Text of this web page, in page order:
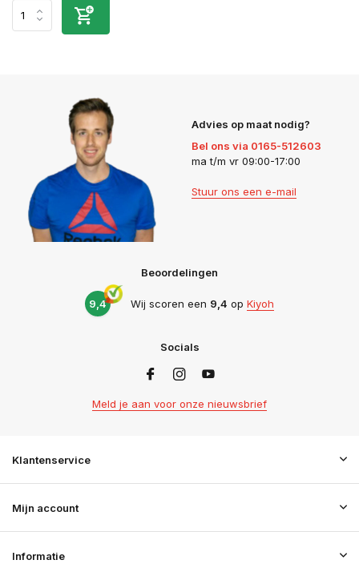
Advies op maat nodig?
Bel ons via 0165-512603
ma t/m vr 09:00-17:00
Stuur ons een e-mail
Beoordelingen
9,4 Wij scoren een 9,4 op Kiyoh
Socials
Meld je aan voor onze nieuwsbrief
Klantenservice
Mijn account
Informatie